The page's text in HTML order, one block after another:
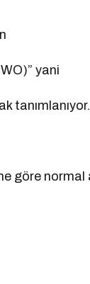
yani
tanımlanıyor.
göre